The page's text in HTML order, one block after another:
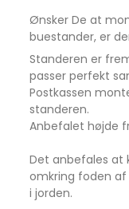
Ønsker De at
buestander, er
Standeren er
passer perfekt
Postkassen
standeren.
Anbefalet højde
Det anbefales
omkring foden af
i jorden.